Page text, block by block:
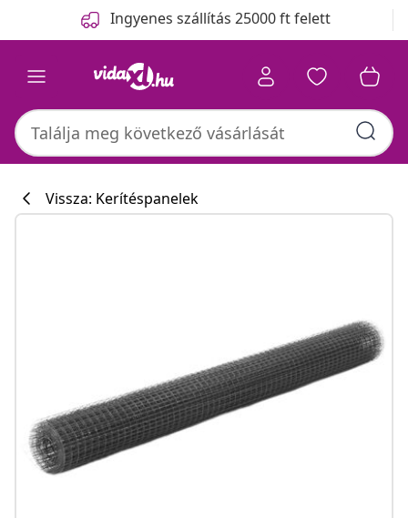
Ingyenes szállítás 25000 ft felett
Vissza: Kerítéspanelek